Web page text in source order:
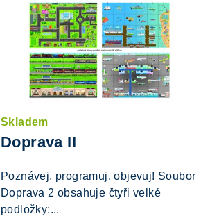
Skladem
Doprava II
Poznávej, programuj, objevuj! Soubor
Doprava 2 obsahuje čtyři velké
podložky:...